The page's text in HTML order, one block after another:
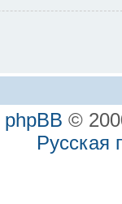
phpBB ©
Русская